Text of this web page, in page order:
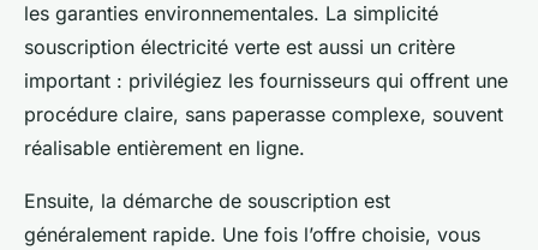
les garanties environnementales. La simplicité
souscription électricité verte est aussi un critère
important : privilégiez les fournisseurs qui offrent une
procédure claire, sans paperasse complexe, souvent
réalisable entièrement en ligne.
Ensuite, la démarche de souscription est
généralement rapide. Une fois l’offre choisie, vous